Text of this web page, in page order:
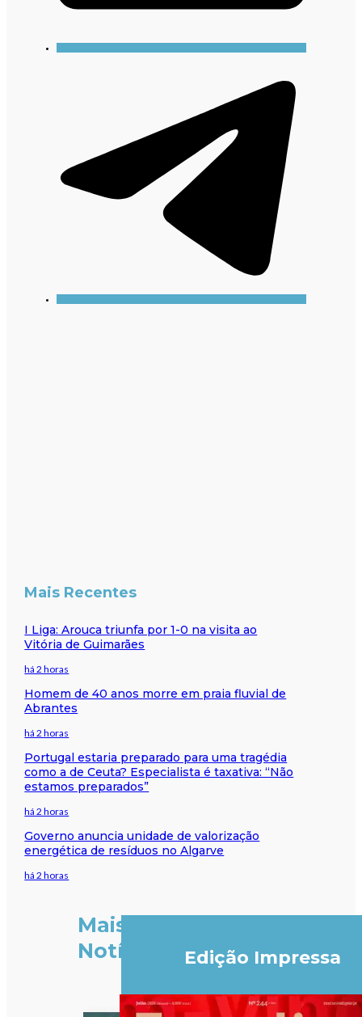
Mais Recentes
I Liga: Arouca triunfa por 1-0 na visita ao
Vitória de Guimarães
há 2 horas
Homem de 40 anos morre em praia fluvial de
Abrantes
há 2 horas
Portugal estaria preparado para uma tragédia
como a de Ceuta? Especialista é taxativa: “Não
estamos preparados”
há 2 horas
Governo anuncia unidade de valorização
energética de resíduos no Algarve
há 2 horas
Mais
Notícias
Edição Impressa